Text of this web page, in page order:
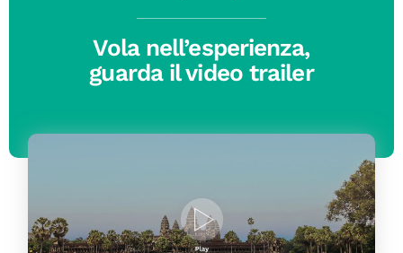
Vola nell’esperienza,
guarda il video trailer